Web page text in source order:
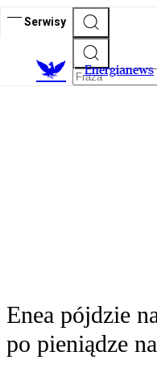
Serwisy
Energianews
Enea pójdzie
po pieniądze